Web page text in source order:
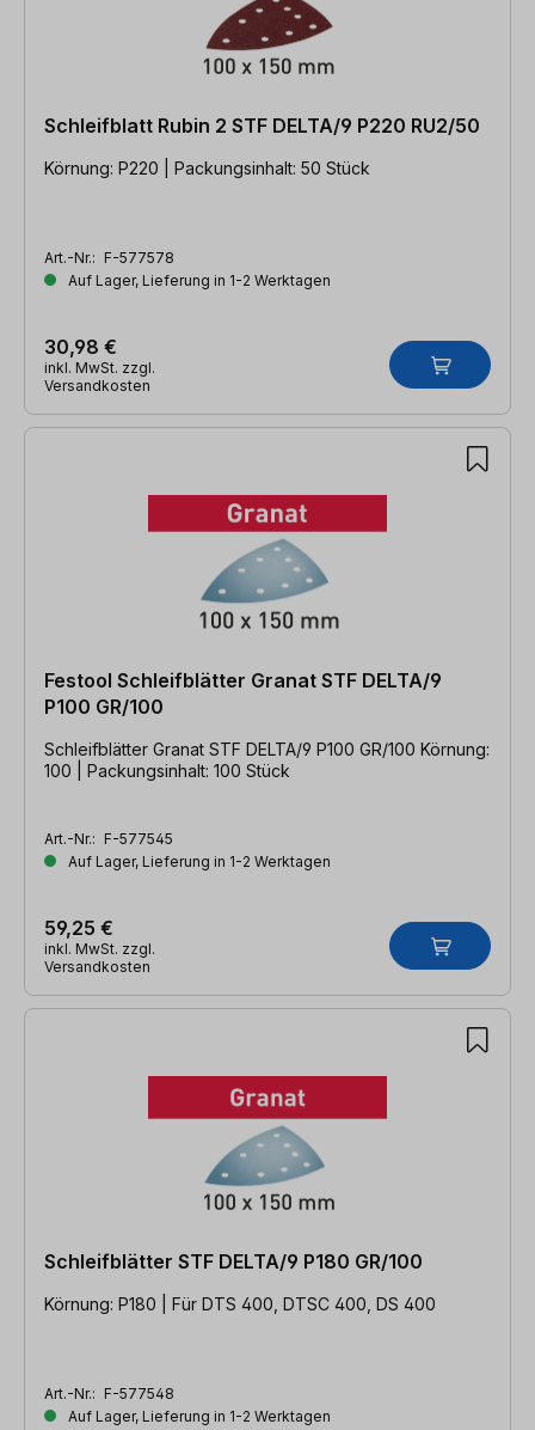
Schleifblatt Rubin 2 STF DELTA/9 P220 RU2/50
Körnung: P220 | Packungsinhalt: 50 Stück
Art.-Nr.: F-577578
Auf Lager, Lieferung in 1-2 Werktagen
30,98 €
inkl. MwSt. zzgl.
Versandkosten
Festool Schleifblätter Granat STF DELTA/9
P100 GR/100
Schleifblätter Granat STF DELTA/9 P100 GR/100 Körnung:
100 | Packungsinhalt: 100 Stück
Art.-Nr.: F-577545
Auf Lager, Lieferung in 1-2 Werktagen
59,25 €
inkl. MwSt. zzgl.
Versandkosten
Schleifblätter STF DELTA/9 P180 GR/100
Körnung: P180 | Für DTS 400, DTSC 400, DS 400
Art.-Nr.: F-577548
Auf Lager, Lieferung in 1-2 Werktagen